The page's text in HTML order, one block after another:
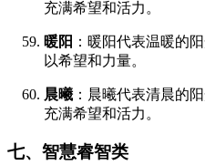
充满希望和活力。
暖阳 ：暖阳代表温暖的
以希望和力量。
晨曦 ：晨曦代表清晨的
充满希望和活力。
七、智慧睿智类